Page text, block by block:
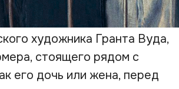
художника Гранта Вуда,
стоящего рядом с
его дочь или жена, перед